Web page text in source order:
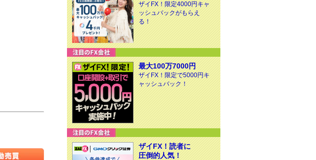
ザイFX！限定4000円キャ
ッシュバックがもらえ
る！
最大100万7000円
ザイFX！限定で5000円キ
ャッシュバック！
ザイFX！読者に
圧倒的人気！